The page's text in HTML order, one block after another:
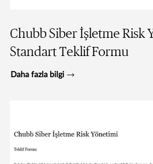
Chubb Siber İşletme Risk
Standart Teklif Formu
Daha fazla bilgi